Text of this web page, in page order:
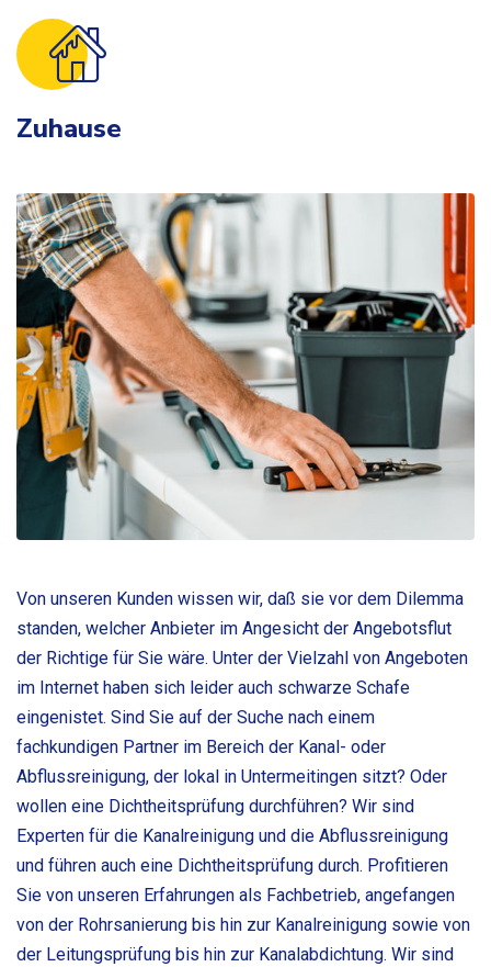
Zuhause
Von unseren Kunden wissen wir, daß sie vor dem Dilemma
standen, welcher Anbieter im Angesicht der Angebotsflut
der Richtige für Sie wäre. Unter der Vielzahl von Angeboten
im Internet haben sich leider auch schwarze Schafe
eingenistet. Sind Sie auf der Suche nach einem
fachkundigen Partner im Bereich der Kanal- oder
Abflussreinigung, der lokal in Untermeitingen sitzt? Oder
wollen eine Dichtheitsprüfung durchführen? Wir sind
Experten für die Kanalreinigung und die Abflussreinigung
und führen auch eine Dichtheitsprüfung durch. Profitieren
Sie von unseren Erfahrungen als Fachbetrieb, angefangen
von der Rohrsanierung bis hin zur Kanalreinigung sowie von
der Leitungsprüfung bis hin zur Kanalabdichtung. Wir sind